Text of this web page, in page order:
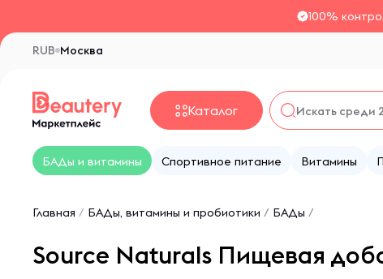
100%
Москва
RUB
Каталог
БАДы и витамины Спортивное питание Витамины
Главная / БАДы, витамины и пробиотики / БАДы /
Source Naturals Пищевая